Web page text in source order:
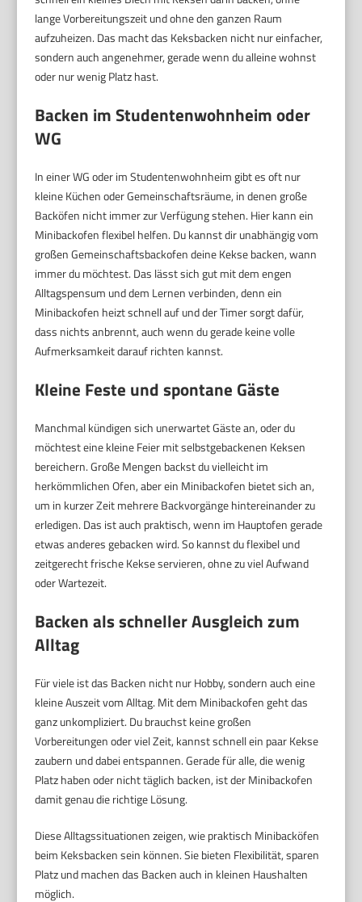
lange Vorbereitungszeit und ohne den ganzen Raum
aufzuheizen. Das macht das Keksbacken nicht nur einfacher,
sondern auch angenehmer, gerade wenn du alleine wohnst
oder nur wenig Platz hast.
Backen im Studentenwohnheim oder
WG
In einer WG oder im Studentenwohnheim gibt es oft nur
kleine Küchen oder Gemeinschaftsräume, in denen große
Backöfen nicht immer zur Verfügung stehen. Hier kann ein
Minibackofen flexibel helfen. Du kannst dir unabhängig vom
großen Gemeinschaftsbackofen deine Kekse backen, wann
immer du möchtest. Das lässt sich gut mit dem engen
Alltagspensum und dem Lernen verbinden, denn ein
Minibackofen heizt schnell auf und der Timer sorgt dafür,
dass nichts anbrennt, auch wenn du gerade keine volle
Aufmerksamkeit darauf richten kannst.
Kleine Feste und spontane Gäste
Manchmal kündigen sich unerwartet Gäste an, oder du
möchtest eine kleine Feier mit selbstgebackenen Keksen
bereichern. Große Mengen backst du vielleicht im
herkömmlichen Ofen, aber ein Minibackofen bietet sich an,
um in kurzer Zeit mehrere Backvorgänge hintereinander zu
erledigen. Das ist auch praktisch, wenn im Hauptofen gerade
etwas anderes gebacken wird. So kannst du flexibel und
zeitgerecht frische Kekse servieren, ohne zu viel Aufwand
oder Wartezeit.
Backen als schneller Ausgleich zum
Alltag
Für viele ist das Backen nicht nur Hobby, sondern auch eine
kleine Auszeit vom Alltag. Mit dem Minibackofen geht das
ganz unkompliziert. Du brauchst keine großen
Vorbereitungen oder viel Zeit, kannst schnell ein paar Kekse
zaubern und dabei entspannen. Gerade für alle, die wenig
Platz haben oder nicht täglich backen, ist der Minibackofen
damit genau die richtige Lösung.
Diese Alltagssituationen zeigen, wie praktisch Minibacköfen
beim Keksbacken sein können. Sie bieten Flexibilität, sparen
Platz und machen das Backen auch in kleinen Haushalten
möglich.